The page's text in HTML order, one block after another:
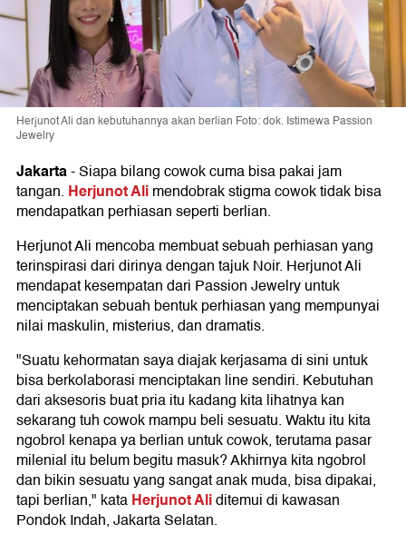
Herjunot Ali dan kebutuhannya akan berlian Foto: dok. Istimewa Passion
Jewelry
Jakarta-Siapa bilang cowok cuma bisa pakai jam
tangan. Herjunot Alimendobrak stigma cowok tidak bisa
mendapatkan perhiasan seperti berlian.
Herjunot Ali mencoba membuat sebuah perhiasan yang
terinspirasi dari dirinya dengan tajuk Noir. Herjunot Ali
mendapat kesempatan dari Passion Jewelry untuk
menciptakan sebuah bentuk perhiasan yang mempunyai
nilai maskulin, misterius, dan dramatis.
"Suatu kehormatan saya diajak kerjasama di sini untuk
bisa berkolaborasi menciptakan line sendiri. Kebutuhan
dari aksesoris buat pria itu kadang kita lihatnya kan
sekarang tuh cowok mampu beli sesuatu. Waktu itu kita
ngobrol kenapa ya berlian untuk cowok, terutama pasar
milenial itu belum begitu masuk? Akhirnya kita ngobrol
dan bikin sesuatu yang sangat anak muda, bisa dipakai,
tapi berlian," kataHerjunot Aliditemui di kawasan
Pondok Indah, Jakarta Selatan.